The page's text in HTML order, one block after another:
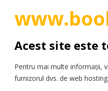
Acest site este
Pentru mai multe informații,
furnizorul dvs. de web hosting.